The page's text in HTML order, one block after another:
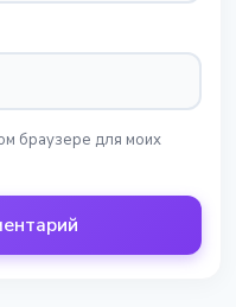
браузере для моих